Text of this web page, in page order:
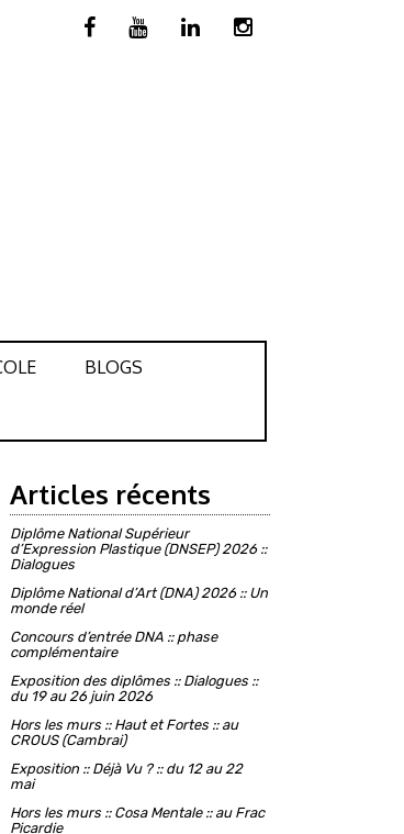
BLOGS
Articles récents
Diplôme National Supérieur
d’Expression Plastique (DNSEP) 2026 ::
Dialogues
Diplôme National d’Art (DNA) 2026 :: Un
monde réel
Concours d’entrée DNA :: phase
complémentaire
Exposition des diplômes :: Dialogues ::
du 19 au 26 juin 2026
Hors les murs :: Haut et Fortes :: au
CROUS (Cambrai)
Exposition :: Déjà Vu ? :: du 12 au 22
mai
Hors les murs :: Cosa Mentale :: au Frac
Picardie